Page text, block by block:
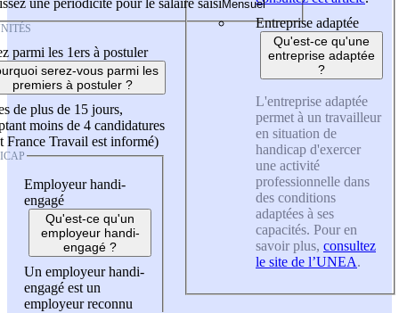
parmi les 1ers à postuler
serez-vous parmi les
premiers à postuler ?
de plus de 15 jours,
moins de 4 candidatures
France Travail est informé)
Employeur handi-
engagé
Qu'est-ce qu'un
employeur handi-
engagé ?
Un employeur handi-
engagé est un
employeur reconnu
Entreprise adaptée
Qu'est-ce qu'une
entreprise adaptée
?
L'entreprise adaptée
permet à un travailleur
en situation de
handicap d'exercer
une activité
professionnelle dans
des conditions
adaptées à ses
capacités. Pour en
savoir plus, consultez
le site de l’UNEA.